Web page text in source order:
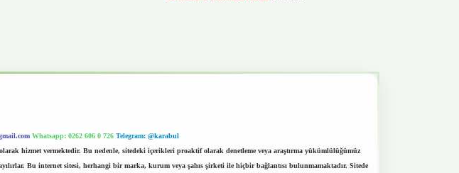
Whatsapp: 0262 606 0 726 Telegram: @karabul
hizmet vermektedir. Bu nedenle, sitedeki içerikleri proaktif olarak denetleme veya araştırma yükümlülüğümüz
Bu internet sitesi, herhangi bir marka, kurum veya şahıs şirketi ile hiçbir bağlantısı bulunmamaktadır. Sitede